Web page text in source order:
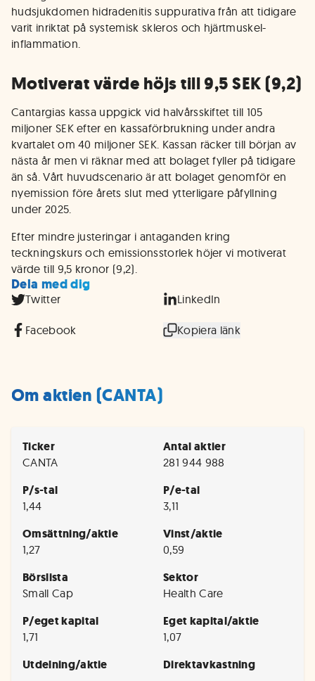
hudsjukdomen hidradenitis suppurativa från att tidigare
varit inriktat på systemisk skleros och hjärtmuskel-
inflammation.
Motiverat värde höjs till 9,5 SEK (9,2)
Cantargias kassa uppgick vid halvårsskiftet till 105
miljoner SEK efter en kassaförbrukning under andra
kvartalet om 40 miljoner SEK. Kassan räcker till början av
nästa år men vi räknar med att bolaget fyller på tidigare
än så. Vårt huvudscenario är att bolaget genomför en
nyemission före årets slut med ytterligare påfyllning
under 2025.
Efter mindre justeringar i antaganden kring
teckningskurs och emissionsstorlek höjer vi motiverat
värde till 9,5 kronor (9,2).
Dela med dig
Twitter LinkedIn
Facebook Kopiera länk
Om aktien (CANTA)
Ticker
CANTA
Antal aktier
281 944 988
P/s-tal
1,44
P/e-tal
3,11
Omsättning/aktie
1,27
Vinst/aktie
0,59
Börslista
Small Cap
Sektor
Health Care
P/eget kapital
1,71
Eget kapital/aktie
1,07
Utdelning/aktie Direktavkastning